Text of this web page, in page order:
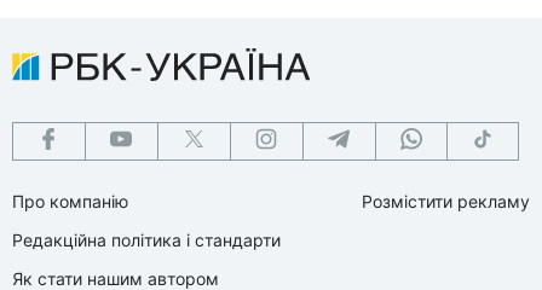
Про компанію
Редакційна політика і стандарти
Як стати нашим автором
Розмістити рекламу